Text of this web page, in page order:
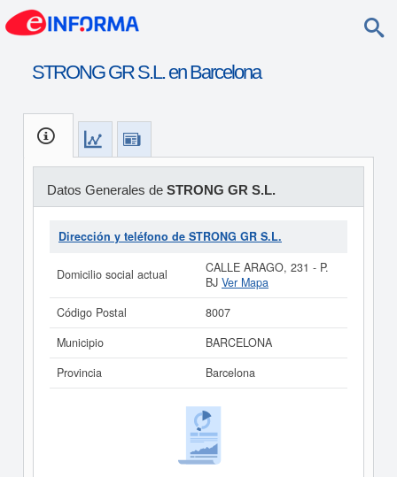
STRONG GR S.L. en Barcelona
Datos Generales de STRONG GR S.L.
Dirección y teléfono de STRONG GR S.L.
Domicilio social actual
CALLE ARAGO, 231 - P.
BJ Ver Mapa
Código Postal
8007
Municipio
BARCELONA
Provincia
Barcelona